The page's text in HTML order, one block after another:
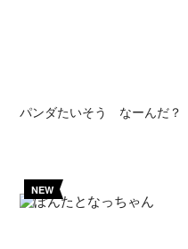
パンダたいそう なーんだ？
NEW